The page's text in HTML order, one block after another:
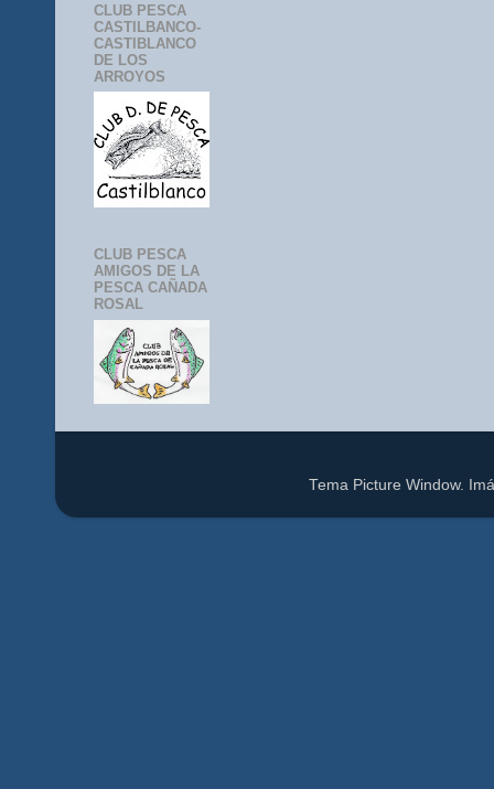
CLUB PESCA
CASTILBANCO-
CASTIBLANCO
DE LOS
ARROYOS
CLUB PESCA
AMIGOS DE LA
PESCA CAÑADA
ROSAL
Tema Picture Window.